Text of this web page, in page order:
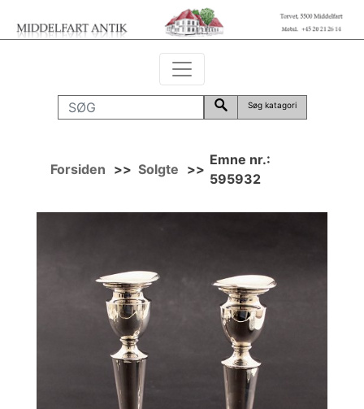
Søg katagori
Forsiden >> Solgte >>
Emne nr.:
595932